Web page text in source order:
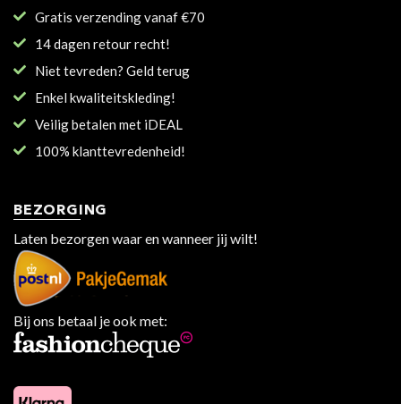
Gratis verzending vanaf €70
14 dagen retour recht!
Niet tevreden? Geld terug
Enkel kwaliteitskleding!
Veilig betalen met iDEAL
100% klanttevredenheid!
BEZORGING
Laten bezorgen waar en wanneer jij wilt!
Bij ons betaal je ook met: